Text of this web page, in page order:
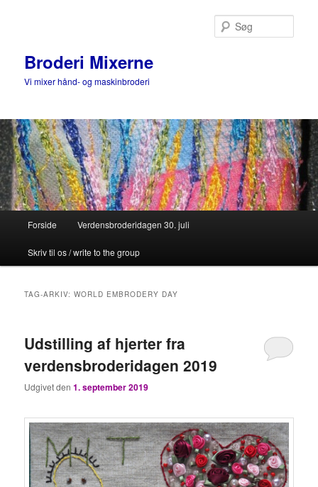
Broderi Mixerne
Vi mixer hånd- og maskinbroderi
Forside Verdensbroderidagen 30. juli
Skriv til os / write to the group
TAG-ARKIV:WORLD EMBRODERY DAY
Udstilling af hjerter fra
verdensbroderidagen 2019
Udgivet den1. september 2019